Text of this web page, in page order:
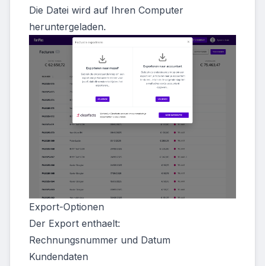
Die Datei wird auf Ihren Computer
heruntergeladen.
Export-Optionen
Der Export enthaelt:
Rechnungsnummer und Datum
Kundendaten